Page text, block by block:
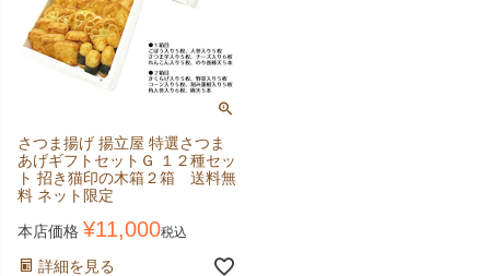
さつま揚げ 揚立屋 特選さつま
あげギフトセットＧ １２種セッ
ト 招き猫印の木箱２箱 送料無
料 ネット限定
本店価格 ¥11,000税込
詳細を見る